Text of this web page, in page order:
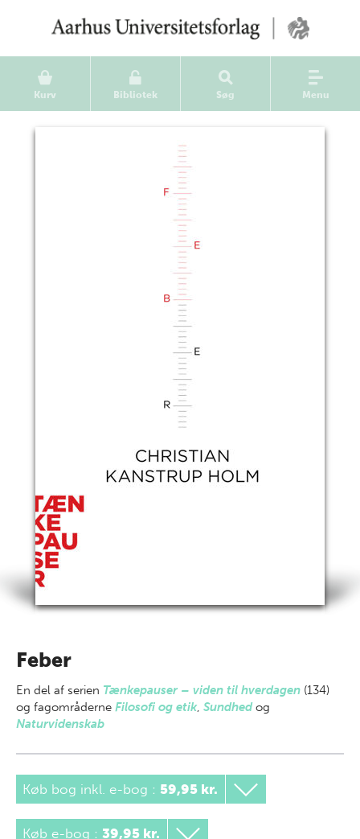
Kurv Bibliotek Søg Menu
Feber
En del af serien Tænkepauser – viden til hverdagen (134)
og fagområderne Filosofi og etik, Sundhedog
Naturvidenskab
Køb bog inkl. e-bog : 59,95 kr.
Køb e-bog : 39,95 kr.